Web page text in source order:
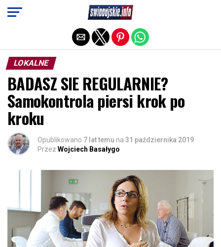
LOKALNE
BADASZ SIE REGULARNIE?
Samokontrola piersi krok po
kroku
Opublikowano 7 lat temu na 31 października 2019
Przez Wojciech Basałygo
Exit mobile version